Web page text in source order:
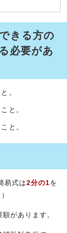
きる方の
必要があ
。
と。
と。
易式は2分の1を
があります。